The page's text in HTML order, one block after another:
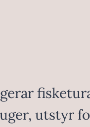
utstyr